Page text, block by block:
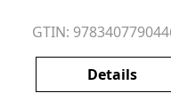
GTIN:
Details